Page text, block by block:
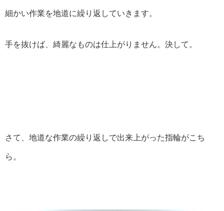
細かい作業を地道に繰り返していきます。
手を抜けば、綺麗なものは仕上がりません。決して。
さて、地道な作業の繰り返しで出来上がった指輪がこち
ら。